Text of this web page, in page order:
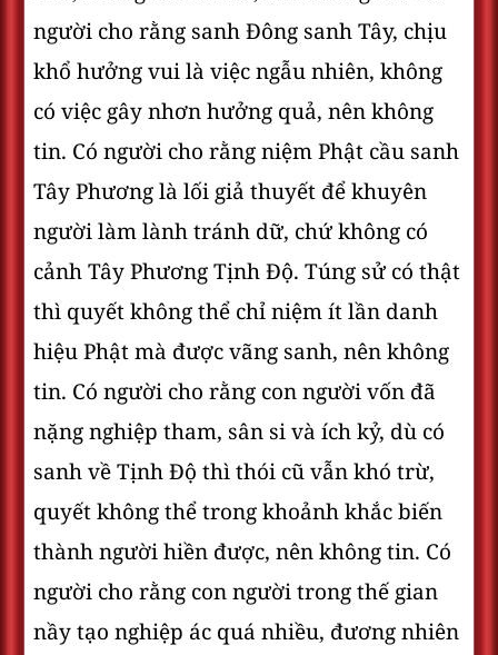
người cho rằng sanh Ðông sanh Tây, chịu
khổ hưởng vui là việc ngẫu nhiên, không
có việc gây nhơn hưởng quả, nên không
tin. Có người cho rằng niệm Phật cầu sanh
Tây Phương là lối giả thuyết để khuyên
người làm lành tránh dữ, chứ không có
cảnh Tây Phương Tịnh Ðộ. Túng sử có thật
thì quyết không thể chỉ niệm ít lần danh
hiệu Phật mà được vãng sanh, nên không
tin. Có người cho rằng con người vốn đã
nặng nghiệp tham, sân si và ích kỷ, dù có
sanh về Tịnh Ðộ thì thói cũ vẫn khó trừ,
quyết không thể trong khoảnh khắc biến
thành người hiền được, nên không tin. Có
người cho rằng con người trong thế gian
nầy tạo nghiệp ác quá nhiều, đương nhiên